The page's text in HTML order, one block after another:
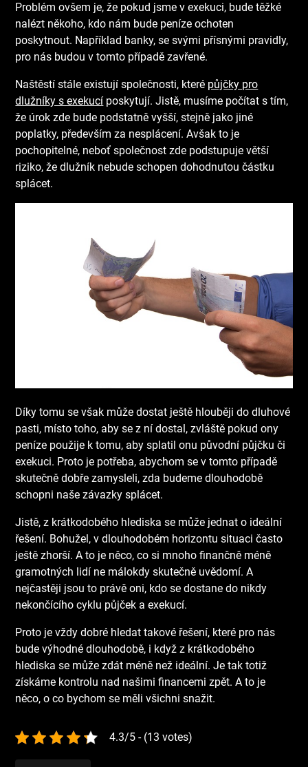
Problém ovšem je, že pokud jsme v exekuci, bude těžké
nalézt někoho, kdo nám bude peníze ochoten
poskytnout. Například banky, se svými přísnými pravidly,
pro nás budou v tomto případě zavřené.
Naštěstí stále existují společnosti, které půjčky pro
dlužníky s exekucí poskytují. Jistě, musíme počítat s tím,
že úrok zde bude podstatně vyšší, stejně jako jiné
poplatky, především za nesplácení. Avšak to je
pochopitelné, neboť společnost zde podstupuje větší
riziko, že dlužník nebude schopen dohodnutou částku
splácet.
Díky tomu se však může dostat ještě hlouběji do dluhové
pasti, místo toho, aby se z ní dostal, zvláště pokud ony
peníze použije k tomu, aby splatil onu původní půjčku či
exekuci. Proto je potřeba, abychom se v tomto případě
skutečně dobře zamysleli, zda budeme dlouhodobě
schopni naše závazky splácet.
Jistě, z krátkodobého hlediska se může jednat o ideální
řešení. Bohužel, v dlouhodobém horizontu situaci často
ještě zhorší. A to je něco, co si mnoho finančně méně
gramotných lidí ne málokdy skutečně uvědomí. A
nejčastěji jsou to právě oni, kdo se dostane do nikdy
nekončícího cyklu půjček a exekucí.
Proto je vždy dobré hledat takové řešení, které pro nás
bude výhodné dlouhodobě, i když z krátkodobého
hlediska se může zdát méně než ideální. Je tak totiž
získáme kontrolu nad našimi financemi zpět. A to je
něco, o co bychom se měli všichni snažit.
4.3/5 - (13 votes)